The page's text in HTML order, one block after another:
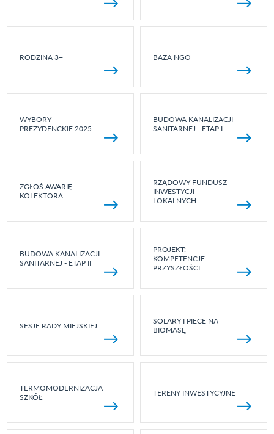
RODZINA 3+ BAZA NGO
WYBORY
PREZYDENCKIE 2025
BUDOWA KANALIZACJI
SANITARNEJ - ETAP I
ZGŁOŚ AWARIĘ
KOLEKTORA
RZĄDOWY FUNDUSZ
INWESTYCJI
LOKALNYCH
BUDOWA KANALIZACJI
SANITARNEJ - ETAP II
PROJEKT:
KOMPETENCJE
PRZYSZŁOŚCI
SESJE RADY MIEJSKIEJ
SOLARY I PIECE NA
BIOMASĘ
TERMOMODERNIZACJA
SZKÓŁ
TERENY INWESTYCYJNE